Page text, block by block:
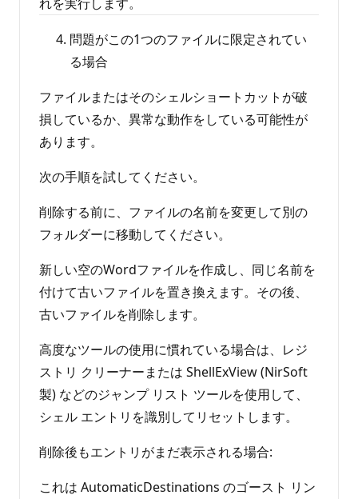
問題がこの1つのファイルに限定されてい
る場合
ファイルまたはそのシェルショートカットが破
損しているか、異常な動作をしている可能性が
あります。
次の手順を試してください。
削除する前に、ファイルの名前を変更して別の
フォルダーに移動してください。
新しい空のWordファイルを作成し、同じ名前を
付けて古いファイルを置き換えます。その後、
古いファイルを削除します。
高度なツールの使用に慣れている場合は、レジ
ストリ クリーナーまたは ShellExView (NirSoft
製) などのジャンプ リスト ツールを使用して、
シェル エントリを識別してリセットします。
削除後もエントリがまだ表示される場合:
これは AutomaticDestinations のゴースト リン